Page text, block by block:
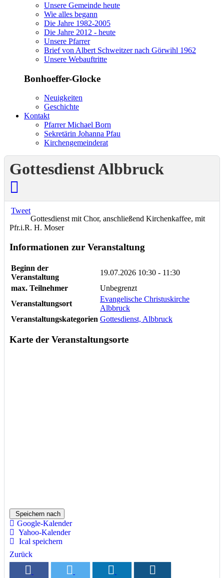
Unsere Gemeinde heute
Wie alles begann
Die Jahre 1982-2005
Die Jahre 2012 - heute
Unsere Pfarrer
Brief von Albert Schweitzer nach Görwihl 1962
Unsere Webauftritte
Bonhoeffer-Glocke
Neuigkeiten
Geschichte
Kontakt
Pfarrer Michael Born
Sekretärin Johanna Pfau
Kirchengemeinderat
Gottesdienst Albbruck
Tweet
Gottesdienst mit Chor, anschließend Kirchenkaffee, mit
Pfr.i.R. H. Moser
Informationen zur Veranstaltung
Beginn der
Veranstaltung
19.07.2026 10:30 - 11:30
max. Teilnehmer
Unbegrenzt
Veranstaltungsort
Evangelische Christuskirche
Albbruck
Veranstaltungskategorien Gottesdienst, Albbruck
Karte der Veranstaltungsorte
Speichern nach
Google-Kalender
Yahoo-Kalender
Ical speichern
Zurück